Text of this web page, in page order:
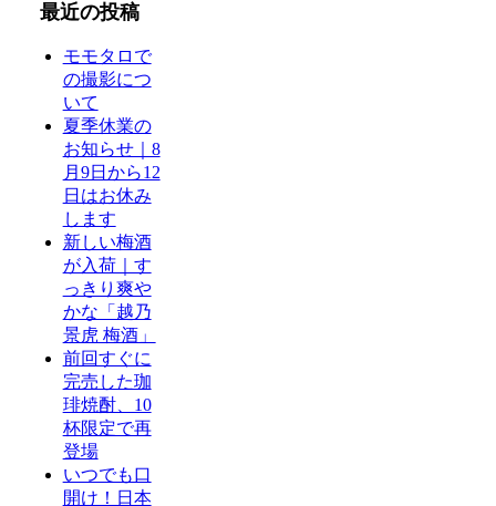
最近の投稿
モモタロで
の撮影につ
いて
夏季休業の
お知らせ｜8
月9日から12
日はお休み
します
新しい梅酒
が入荷｜す
っきり爽や
かな「越乃
景虎 梅酒」
前回すぐに
完売した珈
琲焼酎、10
杯限定で再
登場
いつでも口
開け！日本